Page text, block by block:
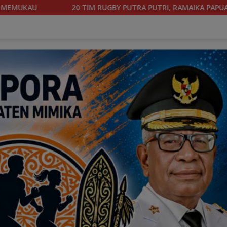
RAMAIKA PAPUA OPEN RUGBY SEVENS TOURNAMEN 2026,